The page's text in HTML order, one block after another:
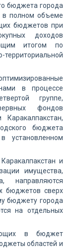
бюджета города
в полном объеме
бюджетов при
доходов
итогом по
в процессе
группе,
фондов
Каракалпакстан,
бюджета
установленном
и
имущества,
направляются
бюджетов сверх
бюджету города
на отдельных
в бюджет
областей и